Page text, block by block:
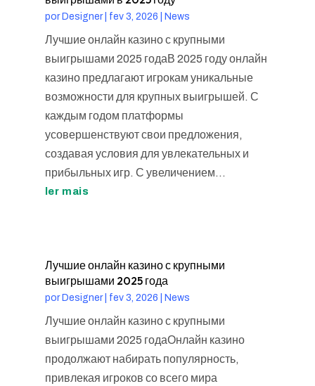
por Designer| fev 3, 2026 News
Лучшие онлайн казино с крупными
выигрышами 2025 годаВ 2025 году онлайн
казино предлагают игрокам уникальные
возможности для крупных выигрышей. С
каждым годом платформы
усовершенствуют свои предложения,
создавая условия для увлекательных и
прибыльных игр. С увеличением...
ler mais
Лучшие онлайн казино с крупными
выигрышами 2025 года
porDesigner| fev 3, 2026 News
Лучшие онлайн казино с крупными
выигрышами 2025 годаОнлайн казино
продолжают набирать популярность,
привлекая игроков со всего мира